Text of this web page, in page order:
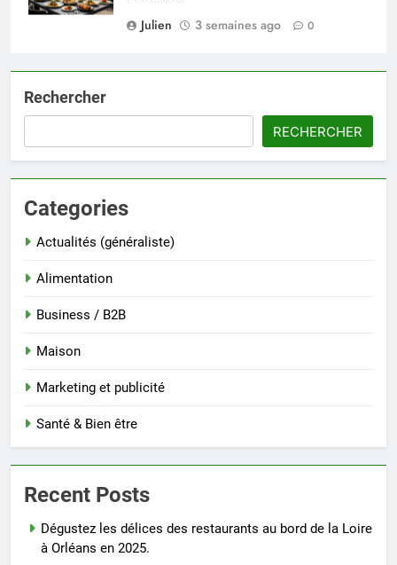
Julien
3 semaines ago 0
Rechercher
RECHERCHER
Categories
Actualités (généraliste)
Alimentation
Business / B2B
Maison
Marketing et publicité
Santé & Bien être
Recent Posts
Dégustez les délices des restaurants au bord de la Loire
à Orléans en 2025.